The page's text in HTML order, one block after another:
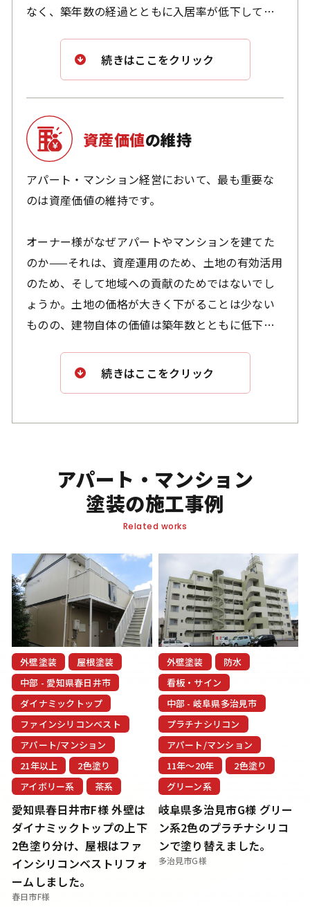
ちの最大の喜びであり、使命です。
なく、築年数の経過とともに入居率が低下してし
産運用が思うようにいかなくなることは、オーナ
ー様にとって大きなストレスとなるでしょう。
分譲マンションの場合、長期的な修繕計画に基づ
き積立金が確保されるため、定期的な改修工事も
計画的に進められます。しかし、賃貸物件のオー
ナー様にとって、突然の大規模改修は大きな負担
となることが少なくありません。当社では、塗装
修工事に対応し、入居率向上を総合的にサポート
いたします。
機能面の向上はもちろん、デザイン性にも優れた
改修を施すことで、物件の魅力を高め、より多く
ます。私たちは、オーナー様の大切な資産価値を
続きはここをクリック
資産価値の維持
アパート・マンション経営において、最も重要な
のは資産価値の維持です。
オーナー様がなぜアパートやマンションを建てた
のか——それは、資産運用のため、土地の有効活用
のため、そして地域への貢献のためではないでし
ょうか。土地の価格が大きく下がることは少ない
ものの、建物自体の価値は築年数とともに低下す
つほどに価値が高まる建物も存在します。その理
由は、徹底したメンテナンス文化が根付いている
れる。それはオーナー様にとって最も望ましい状
建物の美観・耐久性を保ち、時代に即したリニュ
ーアルを行うことで、資産価値を守り続けること
ができます。リニューアルや改修工事は、単なる
支出ではなく”投資”です。アパート・マンション
にかける費用を消費と考えるのではなく、資産価
値を向上させるための戦略的投資として捉えるこ
とが、長期的な経営成功の鍵となります。
当社は、オーナー様の大切な資産を次世代へとつ
なぐため、最適なメンテナンスと改修工事を全力
でサポートいたします。資産価値の維持・向上に
貢献できることこそ、私たちの喜びであり使命で
す。
続きはここをクリック
アパート・マンション
塗装の施工事例
Related works
外壁塗装
屋根塗装
中部 - 愛知県春日井市
ダイナミックトップ
ファインシリコンベスト
アパート/マンション
21年以上
2色塗り
アイボリー系
茶系
愛知県春日井市F様 外壁は
ダイナミックトップの上下
2色塗り分け、屋根はファ
インシリコンベストリフォ
ームしました。
春日市F様
外壁塗装
防水
看板・サイン
中部 - 岐阜県多治見市
プラチナシリコン
アパート/マンション
11年〜20年
2色塗り
グリーン系
岐阜県多治見市G様 グリー
ン系2色のプラチナシリコ
ンで塗り替えました。
多治見市G様